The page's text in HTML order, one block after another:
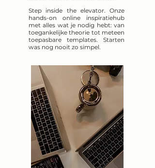
Step inside the elevator. Onze
hands-on online inspiratiehub
met alles wat je nodig hebt: van
toegankelijke theorie tot meteen
toepasbare templates. Starten
was nog nooit zo simpel.